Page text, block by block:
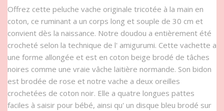
Offrez cette peluche vache originale tricotée à la main en
coton, ce ruminant a un corps long et souple de 30 cm et
convient dès la naissance. Notre doudou a entièrement été
crocheté selon la technique de l' amigurumi. Cette vachette a
une forme allongée et est en coton beige brodé de tâches
noires comme une vraie vâche laitière normande. Son bidon
est brodée de rose et notre vache a deux oreilles
crochetées de coton noir. Elle a quatre longues pattes
faciles à saisir pour bébé, ainsi qu' un disque bleu brodé sur